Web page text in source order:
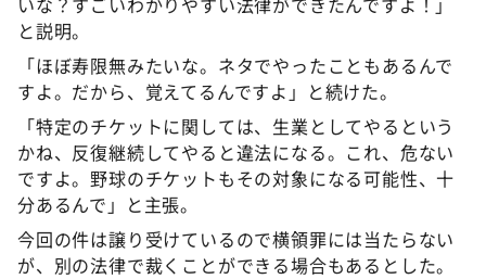
と説明。
「ほぼ寿限無みたいな。ネタでやったこともあるんで
すよ。だから、覚えてるんですよ」と続けた。
「特定のチケットに関しては、生業としてやるという
かね、反復継続してやると違法になる。これ、危ない
ですよ。野球のチケットもその対象になる可能性、十
分あるんで」と主張。
今回の件は譲り受けているので横領罪には当たらない
が、別の法律で裁くことができる場合もあるとした。